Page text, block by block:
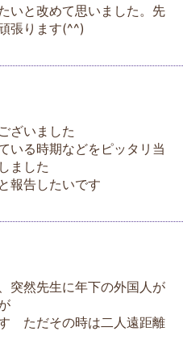
いと改めて思いました。先
張ります(^^)
ざいました
いる時期などをピッタリ当
ました
報告したいです
突然先生に年下の外国人が
ただその時は二人遠距離